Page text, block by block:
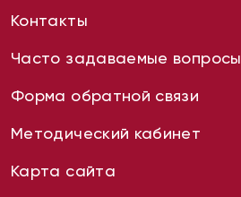
Контакты
Часто задаваемые вопросы
Форма обратной связи
Методический кабинет
Карта сайта